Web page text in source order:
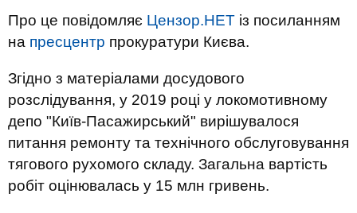
Про це повідомляє Цензор.НЕТ із посиланням
на пресцентр прокуратури Києва.
Згідно з матеріалами досудового
розслідування, у 2019 році у локомотивному
депо "Київ-Пасажирський" вирішувалося
питання ремонту та технічного обслуговування
тягового рухомого складу. Загальна вартість
робіт оцінювалась у 15 млн гривень.